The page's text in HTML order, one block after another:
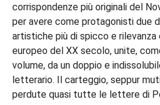
corrispondenze più originali del
per avere come protagonisti due
artistiche più di spicco e
europeo del XX secolo, unite,
volume, da un doppio e
letterario. Il carteggio, seppur
perdute quasi tutte le lettere di